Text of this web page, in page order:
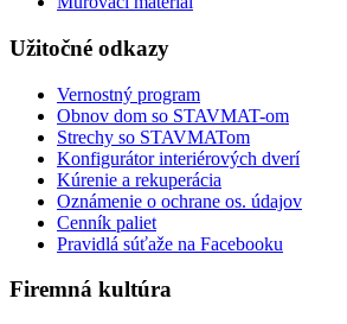
Užitočné odkazy
Vernostný program
Obnov dom so STAVMAT-om
Strechy so STAVMATom
Konfigurátor interiérových dverí
Kúrenie a rekuperácia
Oznámenie o ochrane os. údajov
Cenník paliet
Pravidlá súťaže na Facebooku
Firemná kultúra